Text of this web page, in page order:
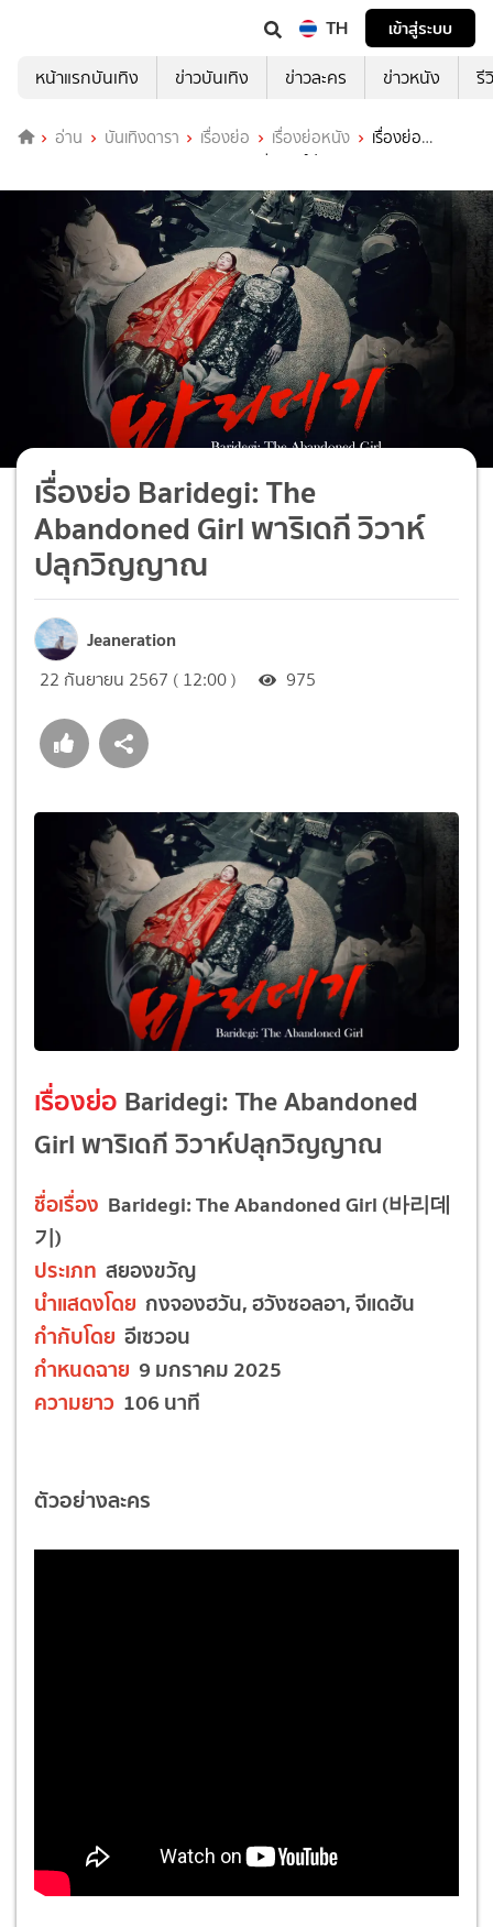
TH
เข้าสู่ระบบ
หน้าแรกบันเทิง
ข่าวบันเทิง ข่าวละคร ข่าวหนัง รี
อ่าน บันเทิงดารา เรื่องย่อ เรื่องย่อหนัง
เรื่องย่อ
Baridegi: The Abandoned Girl พาริเดกี วิวาห์ปลุกวิญญาณ
เรื่องย่อ Baridegi: The
Abandoned Girl พาริเดกี วิวาห์
ปลุกวิญญาณ
Jeaneration
22 กันยายน 2567 ( 12:00 ) 975
เรื่องย่อ Baridegi: The Abandoned
Girl พาริเดกี วิวาห์ปลุกวิญญาณ
ชื่อเรื่อง Baridegi: The Abandoned Girl (바리데
기)
ประเภท สยองขวัญ
นำแสดงโดย กงจองฮวัน, ฮวังซอลอา, จีแดฮัน
กำกับโดย อีเซวอน
กำหนดฉาย 9 มกราคม 2025
ความยาว 106 นาที
ตัวอย่างละคร